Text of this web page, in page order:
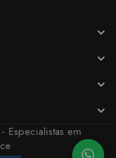
Especialistas em